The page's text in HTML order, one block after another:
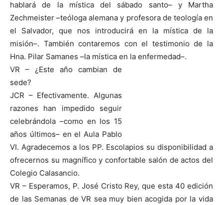
hablará de la mística del sábado santo– y Martha
Zechmeister –teóloga alemana y profesora de teología en
el Salvador, que nos introducirá en la mística de la
misión–. También contaremos con el testimonio de la
Hna. Pilar Samanes –la mística en la enfermedad–.
VR – ¿Este año cambian de
sede?
JCR – Efectivamente. Algunas
razones han impedido seguir
celebrándola –como en los 15
años últimos– en el Aula Pablo
VI. Agradecemos a los PP. Escolapios su disponibilidad a
ofrecernos su magnífico y confortable salón de actos del
Colegio Calasancio.
VR – Esperamos, P. José Cristo Rey, que esta 40 edición
de las Semanas de VR sea muy bien acogida por la vida